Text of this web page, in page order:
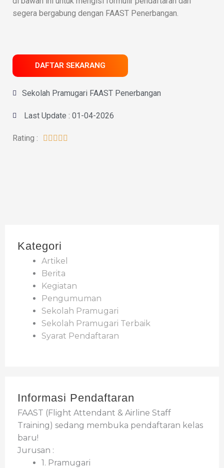
segera bergabung dengan FAAST Penerbangan.
DAFTAR SEKARANG
Sekolah Pramugari FAAST Penerbangan
Last Update : 01-04-2026
Rating :     
Kategori
Artikel
Berita
Kegiatan
Pengumuman
Sekolah Pramugari
Sekolah Pramugari Terbaik
Syarat Pendaftaran
Informasi Pendaftaran
FAAST (Flight Attendant & Airline Staff
Training) sedang membuka pendaftaran kelas
baru!
Jurusan :
1. Pramugari